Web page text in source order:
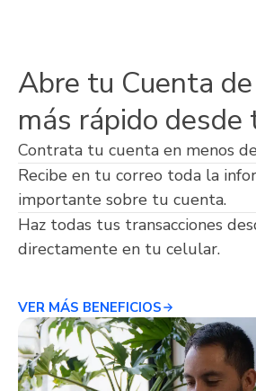
Abre tu Cuenta
más rápido desde
Contrata tu cuenta en menos
Recibe en tu correo toda la
importante sobre tu cuenta.
Haz todas tus transacciones
directamente en tu celular.
VER MÁS BENEFICIOS